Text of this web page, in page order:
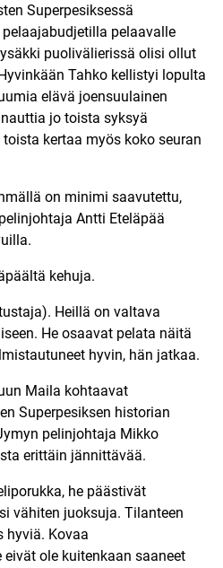
Superpesiksessä
pelaavalle
puolivälierissä olisi ollut
Tahko kellistyi lopulta
elävä joensuulainen
jo toista syksyä
kertaa myös koko seuran
on minimi saavutettu,
Antti Eteläpää
kehuja.
Heillä on valtava
He osaavat pelata näitä
hyvin, hän jatkaa.
Maila kohtaavat
Superpesiksen historian
pelinjohtaja Mikko
erittäin jännittävää.
he päästivät
vähiten juoksuja. Tilanteen
hyviä. Kovaa
ole kuitenkaan saaneet